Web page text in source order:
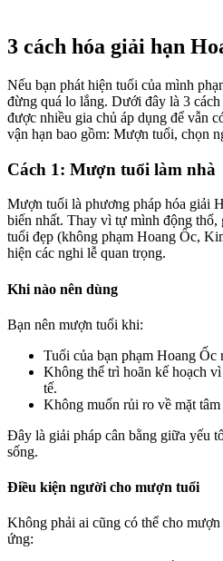
3 cách hóa giải hạn
Nếu bạn phát hiện tuổi của mình
đừng quá lo lắng. Dưới đây là 3
được nhiều gia chủ áp dụng để vẫn
vận hạn bao gồm: Mượn tuổi, chọn
Cách 1: Mượn tuổi làm nhà
Mượn tuổi là phương pháp hóa giải
biến nhất. Thay vì tự mình động thổ,
tuổi đẹp (không phạm Hoang Ốc,
hiện các nghi lễ quan trọng.
Khi nào nên dùng
Bạn nên mượn tuổi khi:
Tuổi của bạn phạm Hoang Ốc
Không thể trì hoãn kế hoạch
tế.
Không muốn rủi ro về mặt
Đây là giải pháp cân bằng giữa yếu
sống.
Điều kiện người cho mượn tuổi
Không phải ai cũng có thể cho
ứng: